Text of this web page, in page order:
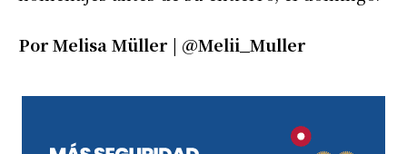
Por Melisa Müller | @Melii_Muller